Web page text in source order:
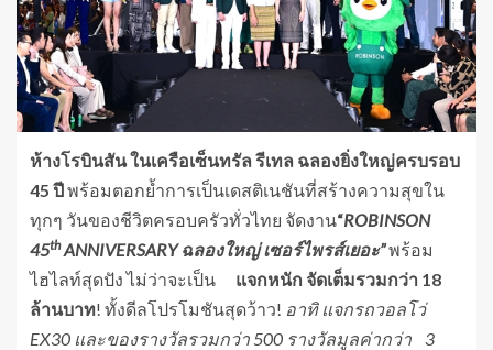
ห้างโรบินสัน ในเครือเซ็นทรัล รีเทล ฉลองยิ่งใหญ่ครบรอบ
45 ปีพร้อมตอกย้ำการเป็นเดสติเนชันที่สร้างความสุขใน
ทุกๆ วันของชีวิตครอบครัวทั่วไทย จัดงาน“ROBINSON
45thANNIVERSARY ฉลองใหญ่ เซอร์ไพรส์เยอะ”พร้อม
ไฮไลท์สุดปัง ไม่ว่าจะเป็น แจกหนัก จัดเต็มรวมกว่า 18
ล้านบาท! ทั้งดีลโปรโมชันสุดว้าว! อาทิ แจกรถวอลโว่
EX30 และของรางวัลรวมกว่า 500 รางวัลมูลค่ากว่า 3